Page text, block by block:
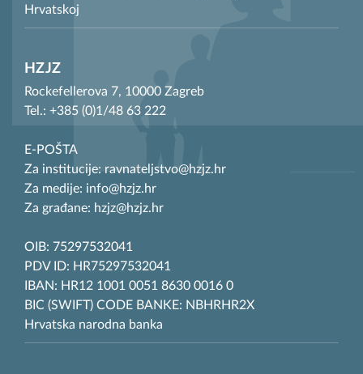
Hrvatskoj
HZJZ
Rockefellerova 7, 10000 Zagreb
Tel.: +385 (0)1/48 63 222
E-POŠTA
Za institucije: ravnateljstvo@hzjz.hr
Za medije: info@hzjz.hr
Za građane: hzjz@hzjz.hr
OIB: 75297532041
PDV ID: HR75297532041
IBAN: HR12 1001 0051 8630 0016 0
BIC (SWIFT) CODE BANKE: NBHRHR2X
Hrvatska narodna banka